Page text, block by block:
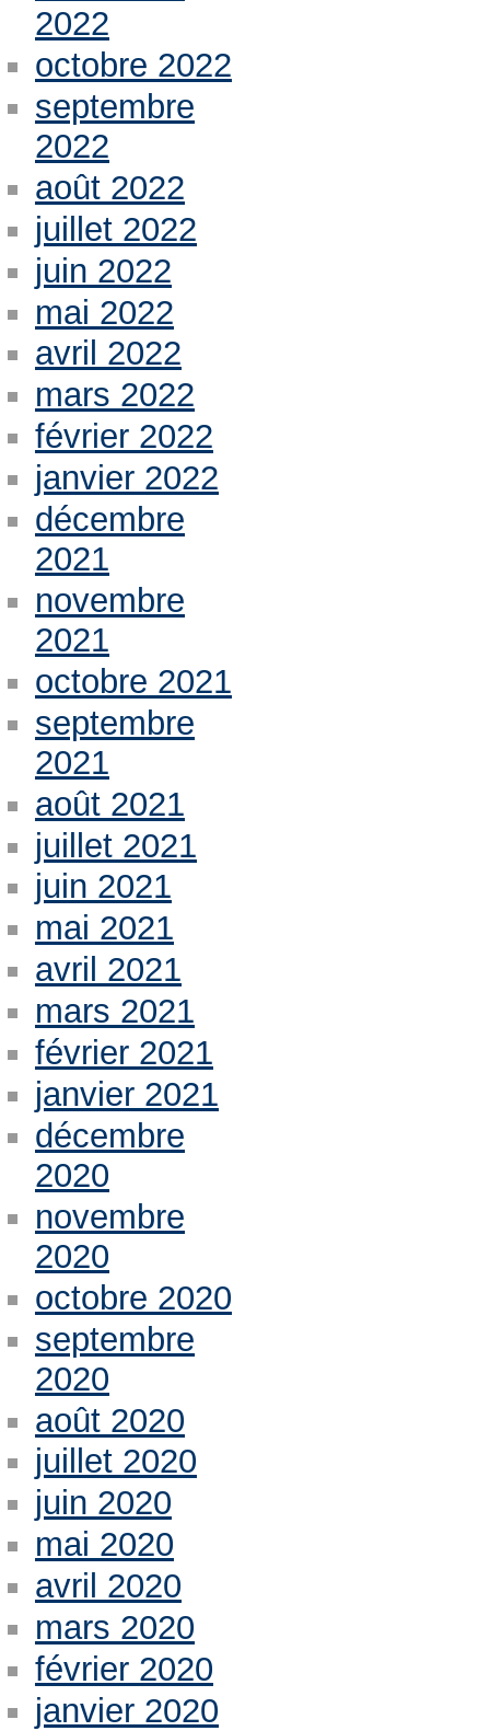
2022
octobre 2022
septembre
2022
août 2022
juillet 2022
juin 2022
mai 2022
avril 2022
mars 2022
février 2022
janvier 2022
décembre
2021
novembre
2021
octobre 2021
septembre
2021
août 2021
juillet 2021
juin 2021
mai 2021
avril 2021
mars 2021
février 2021
janvier 2021
décembre
2020
novembre
2020
octobre 2020
septembre
2020
août 2020
juillet 2020
juin 2020
mai 2020
avril 2020
mars 2020
février 2020
janvier 2020